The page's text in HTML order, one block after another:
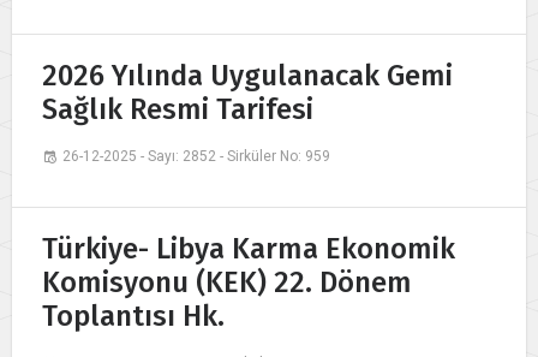
2026 Yılında Uygulanacak Gemi
Sağlık Resmi Tarifesi
26-12-2025 - Sayı: 2852 - Sirküler No: 959
Türkiye- Libya Karma Ekonomik
Komisyonu (KEK) 22. Dönem
Toplantısı Hk.